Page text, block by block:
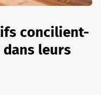
concilient-
leurs